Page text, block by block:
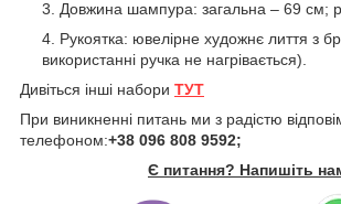
Довжина шампура: загальна – 69 см;
Рукоятка: ювелірне художнє лиття з
використанні ручка не нагрівається).
Дивіться інші набори ТУТ
При виникненні питань ми з радістю
телефоном:+38 096 808 9592;
Є питання? Напишіть